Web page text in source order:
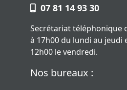
07 81 14 93 30
Secrétariat téléphonique
à 17h00 du lundi au jeudi
12h00 le vendredi.
Nos bureaux :